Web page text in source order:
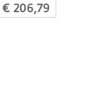
€ 206,79